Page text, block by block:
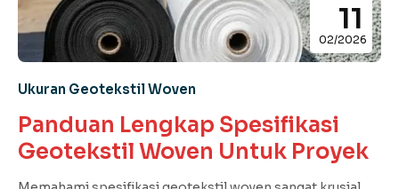
11
02/2026
Ukuran Geotekstil Woven
Panduan Lengkap Spesifikasi
Geotekstil Woven Untuk Proyek